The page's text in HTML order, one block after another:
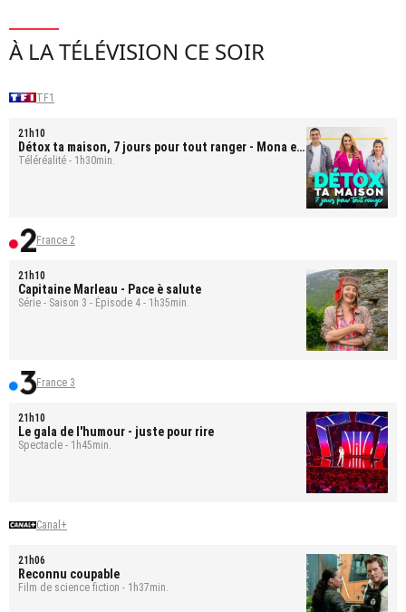
À LA TÉLÉVISION CE SOIR
TF1
21h10
Détox ta maison, 7 jours pour tout ranger - Mona et
Bastien
Téléréalité - 1h30min.
France 2
21h10
Capitaine Marleau - Pace è salute
Série - Saison 3 - Épisode 4 - 1h35min.
France 3
21h10
Le gala de l'humour - juste pour rire
Spectacle - 1h45min.
Canal+
21h06
Reconnu coupable
Film de science fiction - 1h37min.